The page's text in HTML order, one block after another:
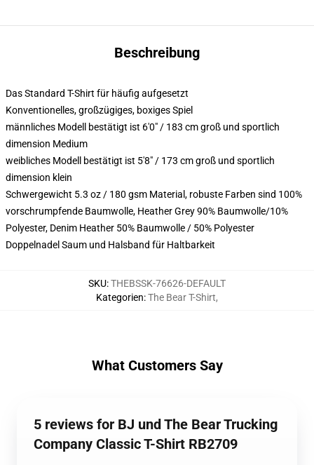
Beschreibung
Das Standard T-Shirt für häufig aufgesetzt
Konventionelles, großzügiges, boxiges Spiel
männliches Modell bestätigt ist 6'0" / 183 cm groß und sportlich
dimension Medium
weibliches Modell bestätigt ist 5'8" / 173 cm groß und sportlich
dimension klein
Schwergewicht 5.3 oz / 180 gsm Material, robuste Farben sind 100%
vorschrumpfende Baumwolle, Heather Grey 90% Baumwolle/10%
Polyester, Denim Heather 50% Baumwolle / 50% Polyester
Doppelnadel Saum und Halsband für Haltbarkeit
SKU:THEBSSK-76626-DEFAULT
Kategorien:The Bear T-Shirt,
What Customers Say
5 reviews for BJ und The Bear Trucking
Company Classic T-Shirt RB2709